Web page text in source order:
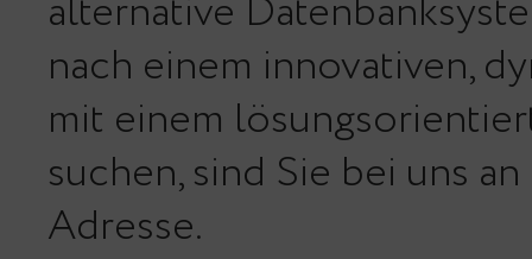
alternative
nach einem innovativen,
mit einem
suchen, sind Sie bei uns
Adresse.